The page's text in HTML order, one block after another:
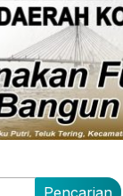
Pencarian